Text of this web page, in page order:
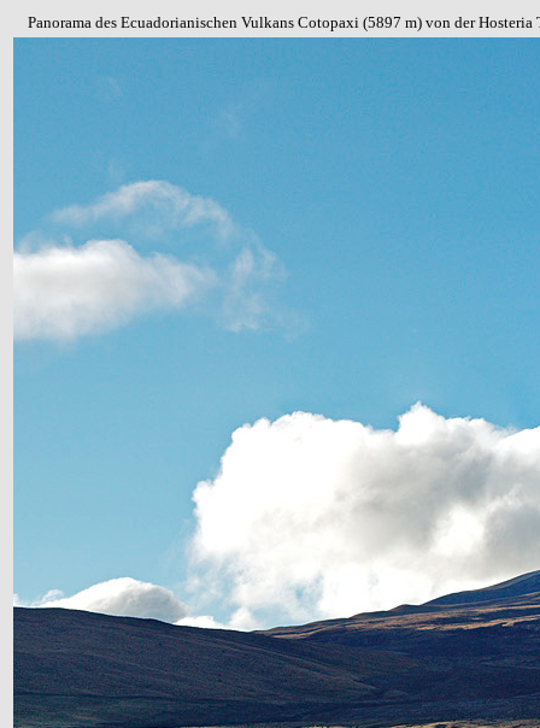
Panorama des Ecuadorianischen Vulkans Cotopaxi (5897 m) von der